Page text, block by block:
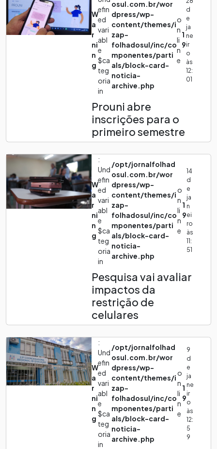
W
a
r
ni
n
g
efin
ed
vari
abl
e
$ca
teg
oria
in
osul.com.br/wor
dpress/wp-
content/themes/i
zap-
folhadosul/inc/co
mponentes/parti
als/block-card-
noticia-
archive.php
o
n
li
n
e
1
9
d
e
ja
ne
ir
o
às
12:
01
Prouni abre
inscrições para o
primeiro semestre
W
a
r
ni
n
g
:
Und
efin
ed
vari
abl
e
$ca
teg
oria
in
/opt/jornalfolhad
osul.com.br/wor
dpress/wp-
content/themes/i
zap-
folhadosul/inc/co
mponentes/parti
als/block-card-
noticia-
archive.php
o
n
li
n
e
1
9
14
d
e
ja
n
ei
ro
às
11:
51
Pesquisa vai avaliar
impactos da
restrição de
celulares
W
a
r
ni
n
g
:
Und
efin
ed
vari
abl
e
$ca
teg
oria
in
/opt/jornalfolhad
osul.com.br/wor
dpress/wp-
content/themes/i
zap-
folhadosul/inc/co
mponentes/parti
als/block-card-
noticia-
archive.php
o
n
li
n
e
1
9
9
d
e
ja
ne
ir
o
às
12:
5
9